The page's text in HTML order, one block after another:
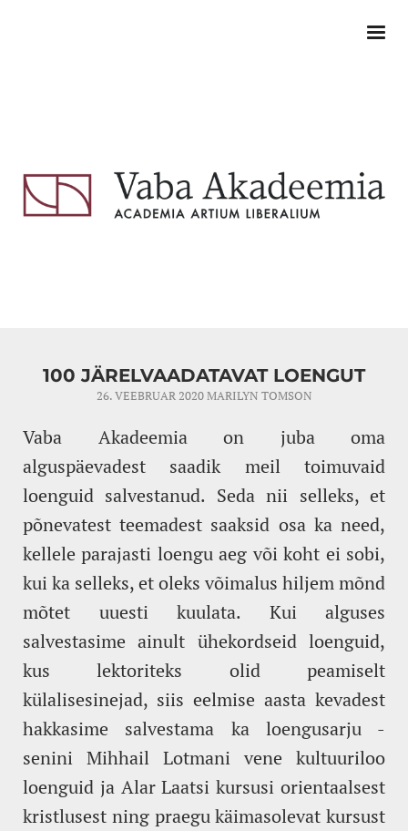
100 JÄRELVAADATAVAT LOENGUT
26. VEEBRUAR 2020MARILYN TOMSON
Vaba Akadeemia on juba oma
alguspäevadest saadik meil toimuvaid
loenguid salvestanud. Seda nii selleks, et
põnevatest teemadest saaksid osa ka need,
kellele parajasti loengu aeg või koht ei sobi,
kui ka selleks, et oleks võimalus hiljem mõnd
mõtet uuesti kuulata. Kui alguses
salvestasime ainult ühekordseid loenguid,
kus lektoriteks olid peamiselt
külalisesinejad, siis eelmise aasta kevadest
hakkasime salvestama ka loengusarju -
senini Mihhail Lotmani vene kultuuriloo
loenguid ja Alar Laatsi kursusi orientaalsest
kristlusest ning praegu käimasolevat kursust